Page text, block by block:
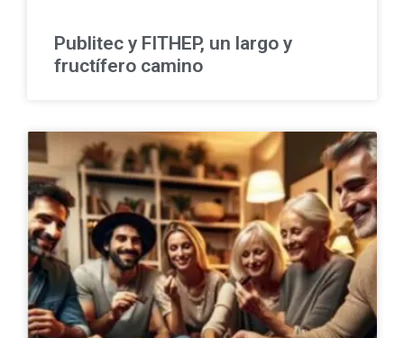
Publitec y FITHEP, un largo y
fructífero camino